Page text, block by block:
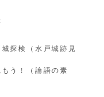
探検（水戸城跡見
う！（論語の素